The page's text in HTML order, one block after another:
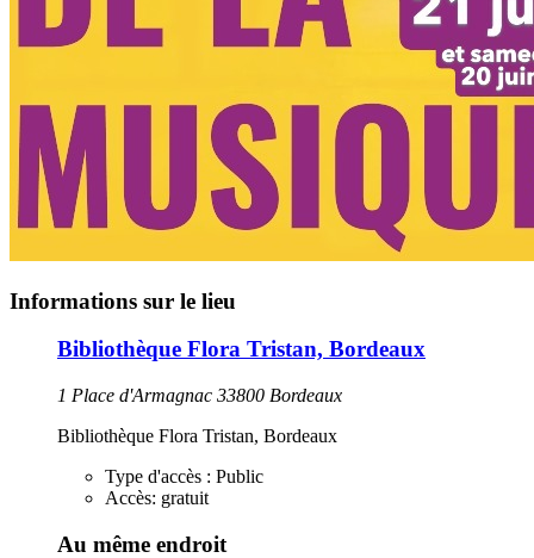
Informations sur le lieu
Bibliothèque Flora Tristan, Bordeaux
1 Place d'Armagnac 33800 Bordeaux
Bibliothèque Flora Tristan, Bordeaux
Type d'accès : Public
Accès: gratuit
Au même endroit